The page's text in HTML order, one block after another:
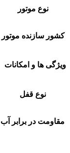
نوع موتور
کشور سازنده موتور
ویژگی ها و امکانات
نوع قفل
مقاومت در برابر آب